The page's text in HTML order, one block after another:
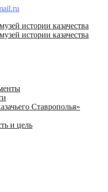
Ставрополья»
и цель